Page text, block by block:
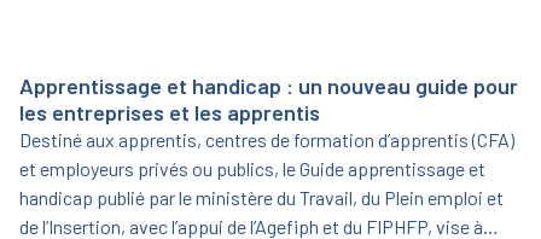
Apprentissage et handicap : un nouveau guide pour
les entreprises et les apprentis
Destiné aux apprentis, centres de formation d’apprentis (CFA)
et employeurs privés ou publics, le Guide apprentissage et
handicap publié par le ministère du Travail, du Plein emploi et
de l’Insertion, avec l’appui de l’Agefiph et du FIPHFP, vise à